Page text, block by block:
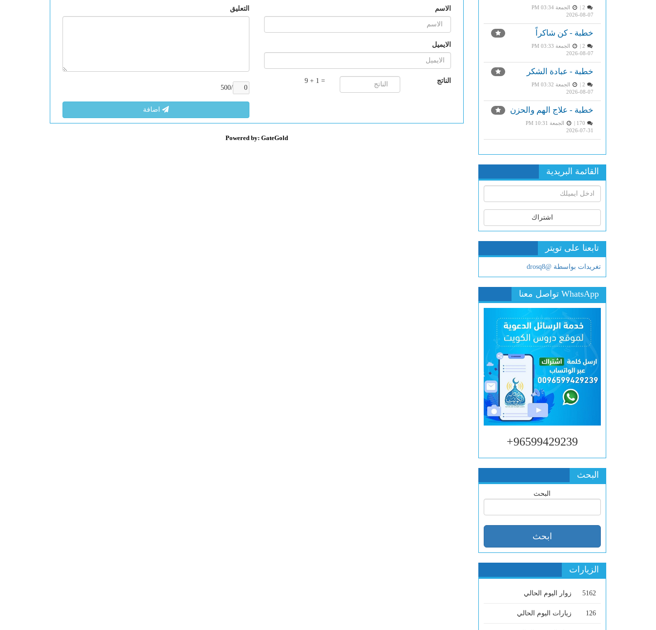
الجمعة PM 03:34
2026-08-07
خطبة - كن شاكراً
الجمعة PM 03:33
2026-08-07
خطبة - عبادة الشكر
الجمعة PM 03:32
2026-08-07
خطبة - علاج الهم والحزن
الجمعة PM 10:31
2026-07-31
القائمة البريدية
اشتراك
تابعنا على تويتر
تغريدات بواسطة @drosq8
WhatsApp تواصل معنا
96599429239+
البحث
البحث
الزيارات
5162 زوار اليوم الحالي
126 زيارات اليوم الحالي
الاسم
الايميل
الناتج = 1 + 9
التعليق
/500
اضافة
Powered by: GateGold